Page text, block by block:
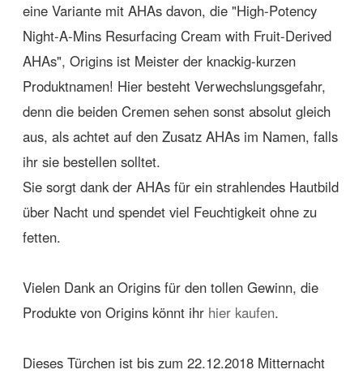
eine Variante mit AHAs davon, die "High-Potency
Night-A-Mins Resurfacing Cream with Fruit-Derived
AHAs", Origins ist Meister der knackig-kurzen
Produktnamen! Hier besteht Verwechslungsgefahr,
denn die beiden Cremen sehen sonst absolut gleich
aus, als achtet auf den Zusatz AHAs im Namen, falls
ihr sie bestellen solltet.
Sie sorgt dank der AHAs für ein strahlendes Hautbild
über Nacht und spendet viel Feuchtigkeit ohne zu
fetten.
Vielen Dank an Origins für den tollen Gewinn, die
Produkte von Origins könnt ihr hier kaufen.
Dieses Türchen ist bis zum 22.12.2018 Mitternacht